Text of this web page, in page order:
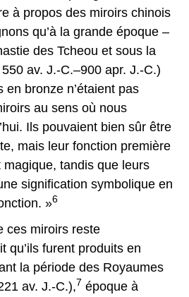
à propos des miroirs chinois
qu’à la grande époque –
des Tcheou et sous la
av. J.-C.–900 apr. J.-C.)
en bronze n’étaient pas
au sens où nous
Ils pouvaient bien sûr être
mais leur fonction première
magique, tandis que leurs
signification symbolique en
»6
ces miroirs reste
qu’ils furent produits en
la période des Royaumes
av. J.-C.),7 époque à